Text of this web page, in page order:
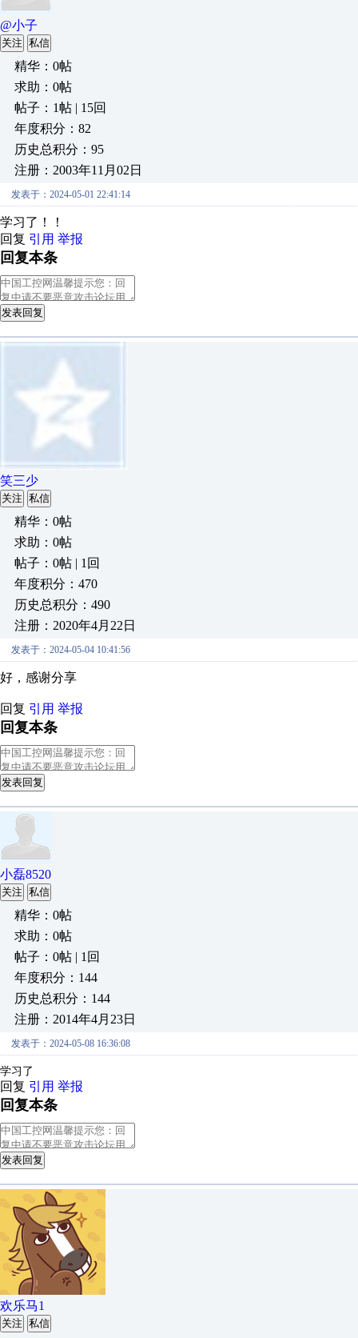
@小子
关注 私信
精华：0帖
求助：0帖
帖子：1帖 | 15回
年度积分：82
历史总积分：95
注册：2003年11月02日
发表于：2024-05-01 22:41:14
学习了！！
回复 引用 举报
回复本条
发表回复
笑三少
关注 私信
精华：0帖
求助：0帖
帖子：0帖 | 1回
年度积分：470
历史总积分：490
注册：2020年4月22日
发表于：2024-05-04 10:41:56
好，感谢分享
回复 引用 举报
回复本条
发表回复
小磊8520
关注 私信
精华：0帖
求助：0帖
帖子：0帖 | 1回
年度积分：144
历史总积分：144
注册：2014年4月23日
发表于：2024-05-08 16:36:08
学习了
回复 引用 举报
回复本条
发表回复
欢乐马1
关注 私信